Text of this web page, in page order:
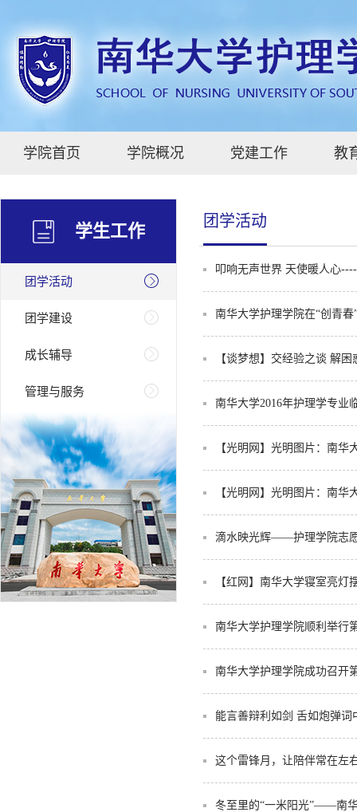
学院首页 学院概况 党建工作 教
学生工作
团学活动
团学建设
成长辅导
管理与服务
团学活动
叩响无声世界 天使暖人心
南华大学护理学院在“创青
【谈梦想】交经验之谈 解
南华大学2016年护理学专业
【光明网】光明图片：南华
【光明网】光明图片：南华
滴水映光辉——护理学院志
【红网】南华大学寝室亮灯
南华大学护理学院顺利举行
南华大学护理学院成功召开
能言善辩利如剑 舌如炮弹
这个雷锋月，让陪伴常在左
冬至里的“一米阳光”——南